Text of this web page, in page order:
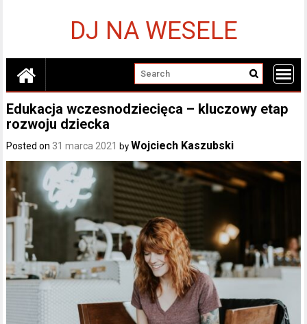
DJ NA WESELE
Edukacja wczesnodziecięca – kluczowy etap
rozwoju dziecka
Posted on 31 marca 2021 by Wojciech Kaszubski